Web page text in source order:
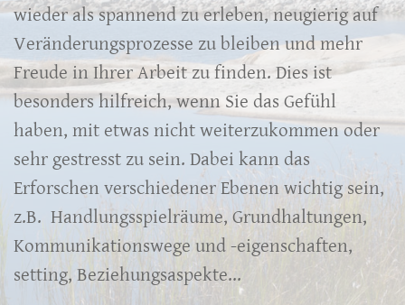
wieder als spannend zu erleben, neugierig auf
Veränderungsprozesse zu bleiben und mehr
Freude in Ihrer Arbeit zu finden. Dies ist
besonders hilfreich, wenn Sie das Gefühl
haben, mit etwas nicht weiterzukommen oder
sehr gestresst zu sein. Dabei kann das
Erforschen verschiedener Ebenen wichtig sein,
z.B. Handlungsspielräume, Grundhaltungen,
Kommunikationswege und -eigenschaften,
setting, Beziehungsaspekte...